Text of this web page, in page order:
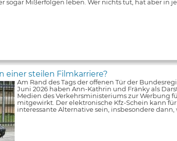
sogar Mißerfolgen leben. Wer nichts tut, hat aber in
einer steilen Filmkarriere?
Am Rand des Tags der offenen Tür der
Juni 2026 haben Ann-Kathrin und Fränky als
Medien des Verkehrsministeriums zur Werbung
mitgewirkt. Der elektronische Kfz-Schein kann
interessante Alternative sein, insbesondere